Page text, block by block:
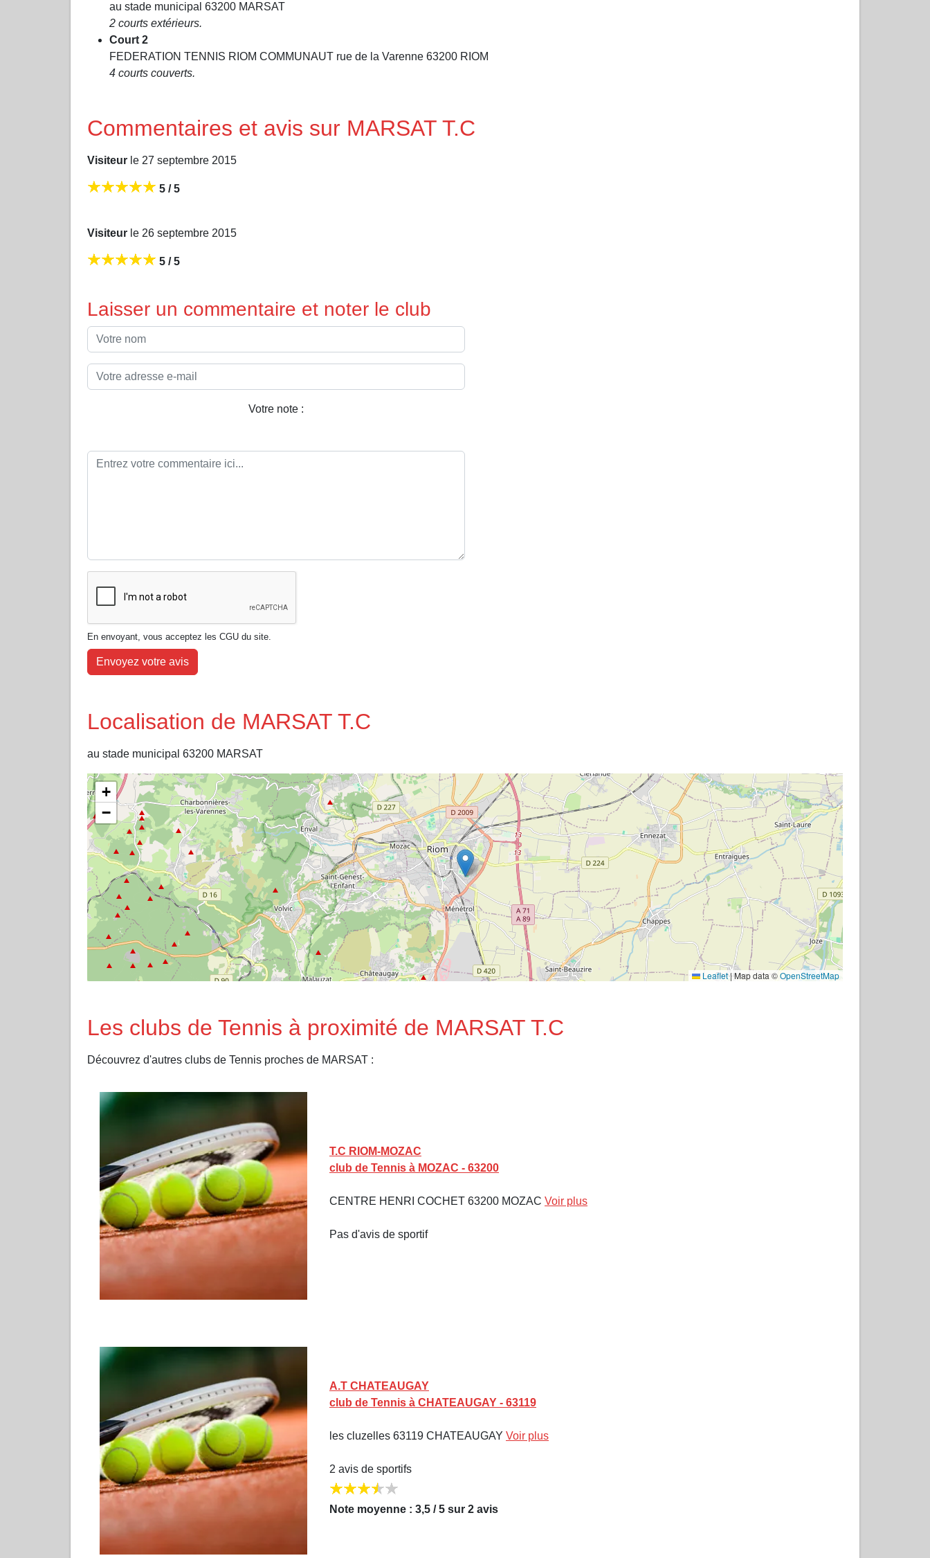
au stade municipal 63200 MARSAT
2 courts extérieurs.
Court 2
FEDERATION TENNIS RIOM COMMUNAUT rue de la Varenne 63200 RIOM
4 courts couverts.
Commentaires et avis sur MARSAT T.C
Visiteur le 27 septembre 2015
5 / 5
Visiteur le 26 septembre 2015
5 / 5
Laisser un commentaire et noter le club
Votre note :
En envoyant, vous acceptez les CGU du site.
Envoyez votre avis
Localisation de MARSAT T.C
au stade municipal 63200 MARSAT
+
−
Leaflet|Map data ©OpenStreetMap
Les clubs de Tennis à proximité de MARSAT T.C
Découvrez d'autres clubs de Tennis proches de MARSAT :
T.C RIOM-MOZAC
club de Tennis à MOZAC - 63200
CENTRE HENRI COCHET 63200 MOZAC Voir plus
Pas d'avis de sportif
A.T CHATEAUGAY
club de Tennis à CHATEAUGAY - 63119
les cluzelles 63119 CHATEAUGAY Voir plus
2 avis de sportifs
Note moyenne : 3,5 / 5 sur 2 avis